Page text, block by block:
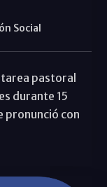
Social
pastoral
durante 15
pronunció con